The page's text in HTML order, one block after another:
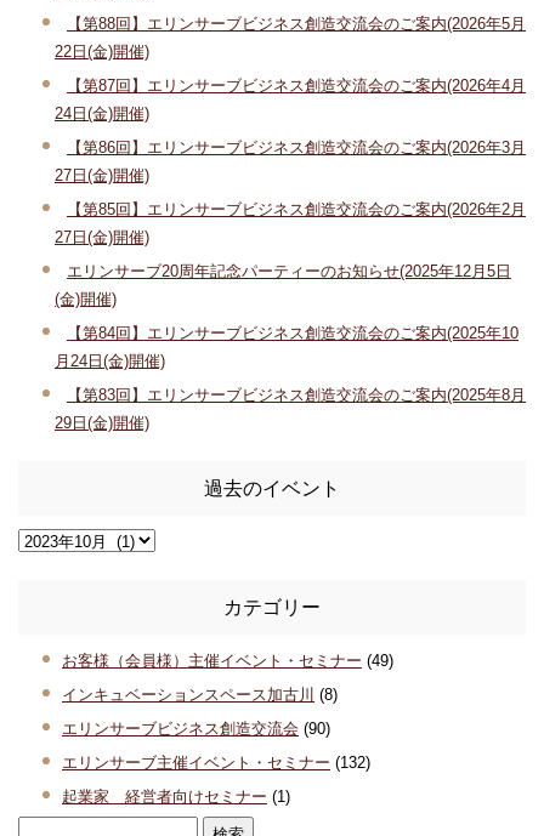
【第88回】エリンサーブビジネス創造交流会のご案内(2026年5月
22日(金)開催)
【第87回】エリンサーブビジネス創造交流会のご案内(2026年4月
24日(金)開催)
【第86回】エリンサーブビジネス創造交流会のご案内(2026年3月
27日(金)開催)
【第85回】エリンサーブビジネス創造交流会のご案内(2026年2月
27日(金)開催)
エリンサーブ20周年記念パーティーのお知らせ(2025年12月5日
(金)開催)
【第84回】エリンサーブビジネス創造交流会のご案内(2025年10
月24日(金)開催)
【第83回】エリンサーブビジネス創造交流会のご案内(2025年8月
29日(金)開催)
過去のイベント
カテゴリー
お客様（会員様）主催イベント・セミナー (49)
インキュベーションスペース加古川 (8)
エリンサーブビジネス創造交流会 (90)
エリンサーブ主催イベント・セミナー (132)
起業家 経営者向けセミナー (1)